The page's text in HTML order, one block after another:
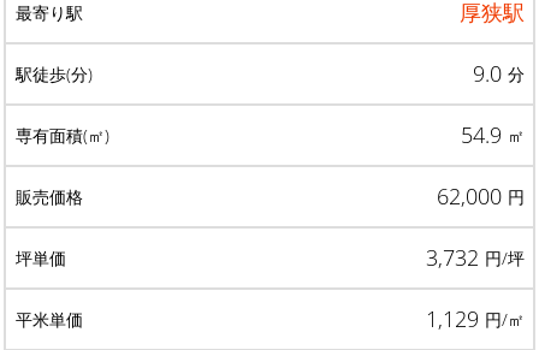
厚狭駅
9.0 分
54.9 ㎡
62,000 円
3,732 円/坪
1,129 円/㎡